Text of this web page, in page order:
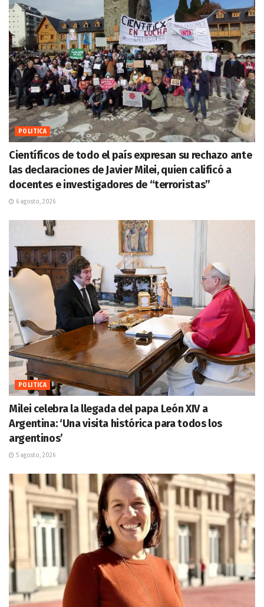
POLITICA
Científicos de todo el país expresan su rechazo ante
las declaraciones de Javier Milei, quien calificó a
docentes e investigadores de “terroristas”
6 agosto, 2026
POLITICA
Milei celebra la llegada del papa León XIV a
Argentina: ‘Una visita histórica para todos los
argentinos’
5 agosto, 2026